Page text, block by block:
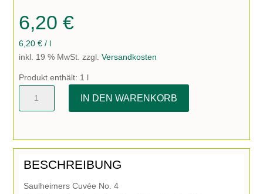
6,20€
6,20€ / l
inkl. 19 % MwSt. zzgl.Versandkosten
Produkt enthält: 1 l
Menge
IN DEN WARENKORB
BESCHREIBUNG
Saulheimers Cuvée No. 4